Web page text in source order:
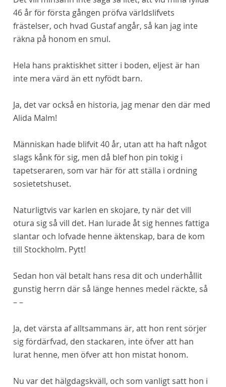
46 år för första gången pröfva världslifvets
frästelser, och hvad Gustaf angår, så kan jag inte
räkna på honom en smul.
Hela hans praktiskhet sitter i boden, eljest är han
inte mera värd än ett nyfödt barn.
Ja, det var också en historia, jag menar den där med
Alida Malm!
Människan hade blifvit 40 år, utan att ha haft något
slags kånk för sig, men då blef hon pin tokig i
tapetseraren, som var här för att ställa i ordning
sosietetshuset.
Naturligtvis var karlen en skojare, ty när det vill
otura sig så vill det. Han lurade åt sig hennes fattiga
slantar och lofvade henne äktenskap, bara de kom
till Stockholm. Pytt!
Sedan hon väl betalt hans resa dit och underhållit
gunstig herrn där så länge hennes medel räckte, så
– –
Ja, det värsta af alltsammans är, att hon rent sörjer
sig fördärfvad, den stackaren, inte öfver att han
lurat henne, men öfver att hon mistat honom.
Nu var det hälgdagskväll, och som vanligt satt hon i